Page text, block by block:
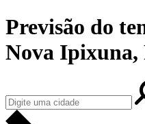
Previsão do
Nova Ipixuna,